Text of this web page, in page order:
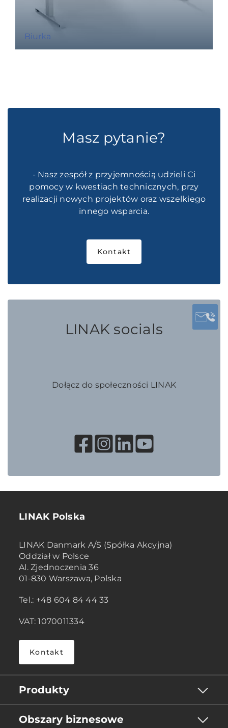
Biurka
Masz pytanie?
- Nasz zespół z przyjemnością udzieli Ci
pomocy w kwestiach technicznych, przy
realizacji nowych projektów oraz wszelkiego
innego wsparcia.
Kontakt
LINAK socials
Dołącz do społeczności LINAK
LINAK Polska
LINAK Danmark A/S (Spółka Akcyjna)
Oddział w Polsce
Al. Zjednoczenia 36
01-830 Warszawa, Polska
Tel.: +48 604 84 44 33
VAT: 1070011334
Kontakt
Produkty
Obszary biznesowe